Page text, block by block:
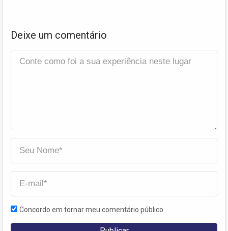
Deixe um comentário
Concordo em tornar meu comentário público